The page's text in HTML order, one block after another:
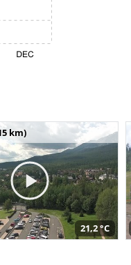
km)
21,2 °C